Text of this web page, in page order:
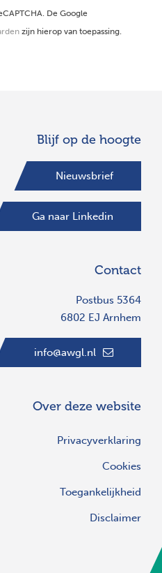
De Google
zijn hierop van toepassing.
Blijf op de hoogte
Nieuwsbrief
Ga naar Linkedin
Contact
Postbus 5364
6802 EJ Arnhem
info@awgl.nl
Over deze website
Privacyverklaring
Cookies
Toegankelijkheid
Disclaimer